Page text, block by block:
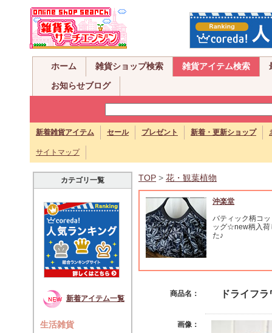
ホーム 雑貨ショップ検索 雑貨アイテム検索
お知らせブログ
新着雑貨アイテム セール プレゼント 新着・更新ショップ
サイトマップ
カテゴリ一覧
新着アイテム一覧
生活雑貨
TOP > 花・観葉植物
沖楽堂
バティック柄コ
ッグ☆new柄入荷
た♪
商品名： ドライフ
画像：